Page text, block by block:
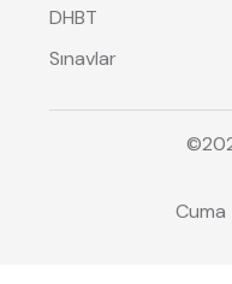
DHBT
Sınavlar
Cuma